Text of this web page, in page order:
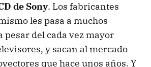
de Sony. Los fabricantes
les pasa a muchos
pesar del cada vez mayor
y sacan al mercado
que hace unos años. Y